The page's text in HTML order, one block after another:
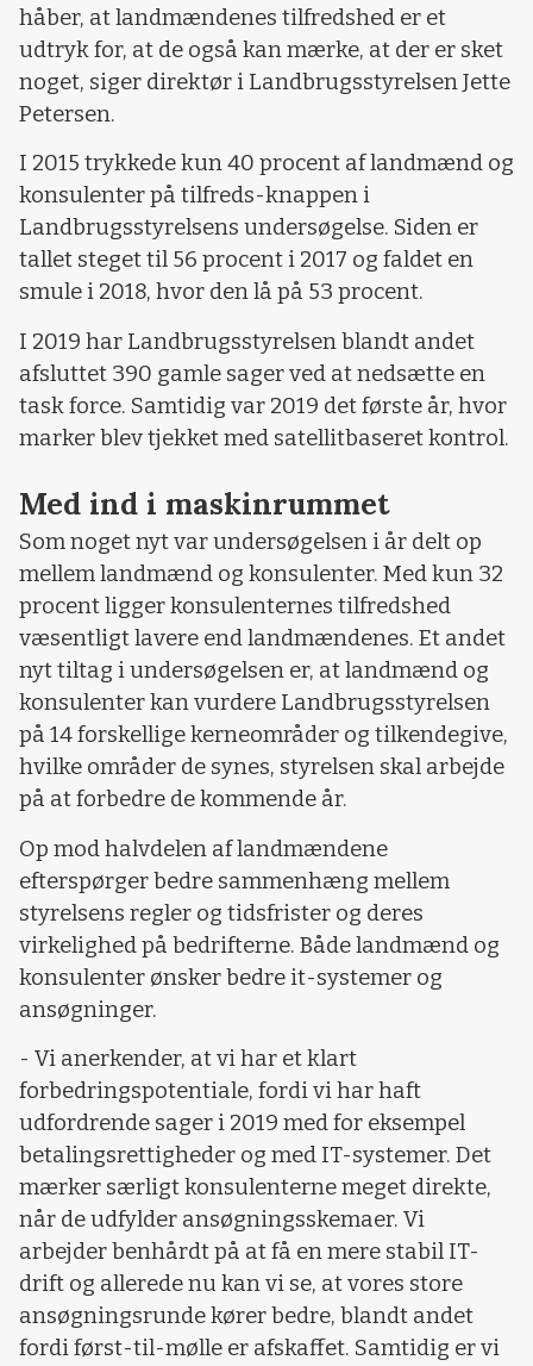
håber, at landmændenes tilfredshed er et
udtryk for, at de også kan mærke, at der er sket
noget, siger direktør i Landbrugsstyrelsen Jette
Petersen.
I 2015 trykkede kun 40 procent af landmænd og
konsulenter på tilfreds-knappen i
Landbrugsstyrelsens undersøgelse. Siden er
tallet steget til 56 procent i 2017 og faldet en
smule i 2018, hvor den lå på 53 procent.
I 2019 har Landbrugsstyrelsen blandt andet
afsluttet 390 gamle sager ved at nedsætte en
task force. Samtidig var 2019 det første år, hvor
marker blev tjekket med satellitbaseret kontrol.
Med ind i maskinrummet
Som noget nyt var undersøgelsen i år delt op
mellem landmænd og konsulenter. Med kun 32
procent ligger konsulenternes tilfredshed
væsentligt lavere end landmændenes. Et andet
nyt tiltag i undersøgelsen er, at landmænd og
konsulenter kan vurdere Landbrugsstyrelsen
på 14 forskellige kerneområder og tilkendegive,
hvilke områder de synes, styrelsen skal arbejde
på at forbedre de kommende år.
Op mod halvdelen af landmændene
efterspørger bedre sammenhæng mellem
styrelsens regler og tidsfrister og deres
virkelighed på bedrifterne. Både landmænd og
konsulenter ønsker bedre it-systemer og
ansøgninger.
- Vi anerkender, at vi har et klart
forbedringspotentiale, fordi vi har haft
udfordrende sager i 2019 med for eksempel
betalingsrettigheder og med IT-systemer. Det
mærker særligt konsulenterne meget direkte,
når de udfylder ansøgningsskemaer. Vi
arbejder benhårdt på at få en mere stabil IT-
drift og allerede nu kan vi se, at vores store
ansøgningsrunde kører bedre, blandt andet
fordi først-til-mølle er afskaffet. Samtidig er vi